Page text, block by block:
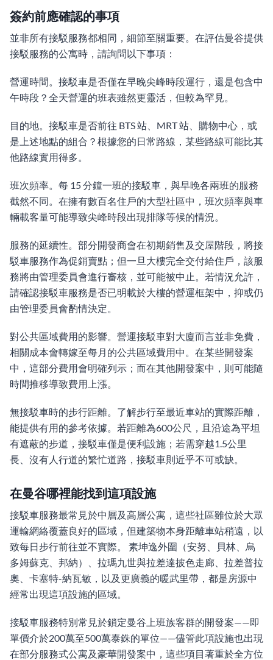
簽約前應確認的事項
並非所有接駁服務都相同，細節至關重要。在評估曼谷提供
接駁服務的公寓時，請詢問以下事項：
營運時間。接駁車是否僅在早晚尖峰時段運行，還是包含中
午時段？全天營運的班表雖然更靈活，但較為罕見。
目的地。接駁車是否前往 BTS 站、MRT 站、購物中心，或
是上述地點的組合？根據您的日常路線，某些路線可能比其
他路線實用得多。
班次頻率。每 15 分鐘一班的接駁車，與早晚各兩班的服務
截然不同。在擁有數百名住戶的大型社區中，班次頻率與車
輛載客量可能導致尖峰時段出現排隊等候的情況。
服務的延續性。部分開發商會在初期銷售及交屋階段，將接
駁車服務作為促銷賣點；但一旦大樓完全交付給住戶，該服
務將由管理委員會進行審核，並可能被中止。若情況允許，
請確認接駁車服務是否已明載於大樓的營運框架中，抑或仍
由管理委員會酌情決定。
對公共區域費用的影響。營運接駁車對大廈而言並非免費，
相關成本會轉嫁至每月的公共區域費用中。在某些開發案
中，這部分費用會明確列示；而在其他開發案中，則可能隨
時間推移導致費用上漲。
無接駁車時的步行距離。了解步行至最近車站的實際距離，
能提供有用的參考依據。若距離為600公尺，且沿途為平坦
有遮蔽的步道，接駁車僅是便利設施；若需穿越1.5公里
長、沒有人行道的繁忙道路，接駁車則近乎不可或缺。
在曼谷哪裡能找到這項設施
接駁車服務最常見於中層及高層公寓，這些社區雖位於大眾
運輸網絡覆蓋良好的區域，但建築物本身距離車站稍遠，以
致每日步行前往並不實際。 素坤逸外圍（安努、貝林、烏
多姆蘇克、邦納）、拉瑪九世與拉差達披色走廊、拉差普拉
奧、卡塞特-納瓦敏，以及更廣義的暖武里帶，都是房源中
經常出現這項設施的區域。
接駁車服務特別常見於鎖定曼谷上班族客群的開發案——即
單價介於200萬至500萬泰銖的單位——儘管此項設施也出現
在部分服務式公寓及豪華開發案中，這些項目著重於全方位